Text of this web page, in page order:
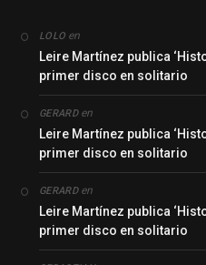
LOLO en
Leire Martínez publica
primer disco en solitario
GERARDen
Leire Martínez publica
primer disco en solitario
GERARDen
Leire Martínez publica
primer disco en solitario